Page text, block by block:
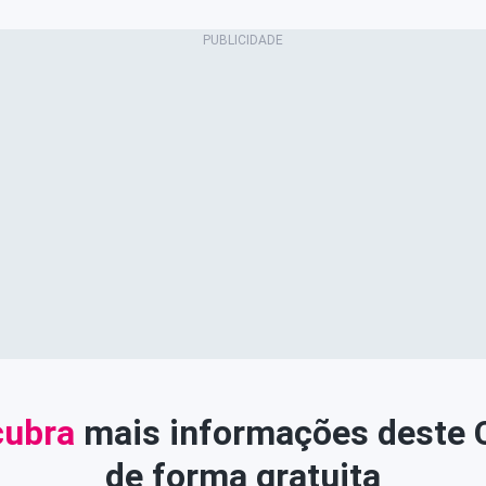
mais informações deste
de forma gratuita